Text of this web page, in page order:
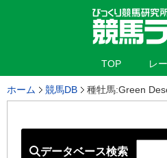
TOP レ
ホーム 競馬DB 種牡馬:Green
データベース検索